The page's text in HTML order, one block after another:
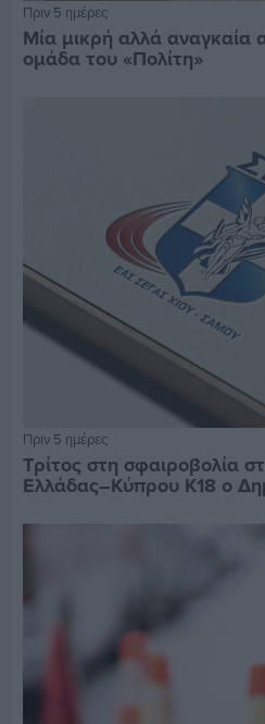
Πριν 5 ημέρες
Μία μικρή αλλά αναγκαία
ομάδα του «Πολίτη»
Πριν 5 ημέρες
Τρίτος στη σφαιροβολία
Ελλάδας–Κύπρου Κ18 ο